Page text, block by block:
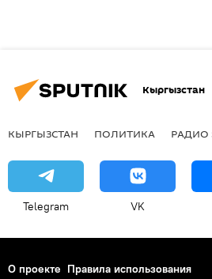
Кыргызстан
КЫРГЫЗСТАН ПОЛИТИКА РАДИО
Telegram VK
О проекте Правила использования